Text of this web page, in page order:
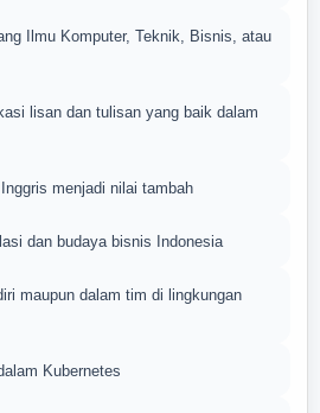
Ilmu Komputer, Teknik, Bisnis, atau
lisan dan tulisan yang baik dalam
menjadi nilai tambah
dan budaya bisnis Indonesia
maupun dalam tim di lingkungan
Kubernetes